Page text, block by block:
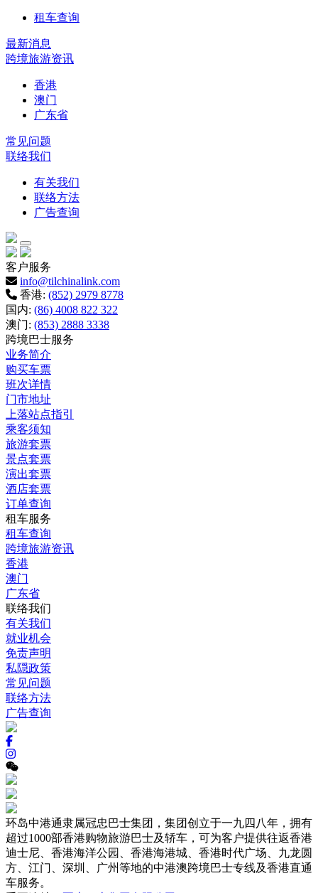
租车查询
最新消息
跨境旅游资讯
香港
澳门
广东省
常见问题
联络我们
有关我们
联络方法
广告查询
客户服务
info@tilchinalink.com
香港: (852) 2979 8778
国内: (86) 4008 822 322
澳门: (853) 2888 3338
跨境巴士服务
业务简介
购买车票
班次详情
门市地址
上落站点指引
乘客须知
旅游套票
景点套票
演出套票
酒店套票
订单查询
租车服务
租车查询
跨境旅游资讯
香港
澳门
广东省
联络我们
有关我们
就业机会
免责声明
私隠政策
常见问题
联络方法
广告查询
环岛中港通隶属冠忠巴士集团，集团创立于一九四八年，拥有
超过1000部香港购物旅游巴士及轿车，可为客户提供往返香港
迪士尼、香港海洋公园、香港海港城、香港时代广场、九龙圆
方、江门、深圳、广州等地的中港澳跨境巴士专线及香港直通
车服务。